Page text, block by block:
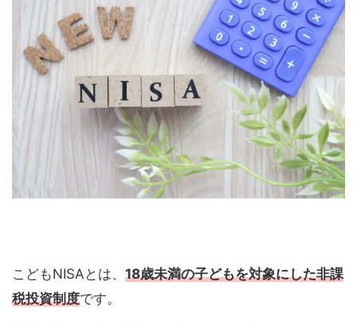
こどもNISAとは、 18歳未満の子どもを対象にした非課
税投資制度です。